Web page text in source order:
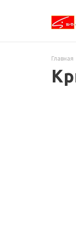
Главная